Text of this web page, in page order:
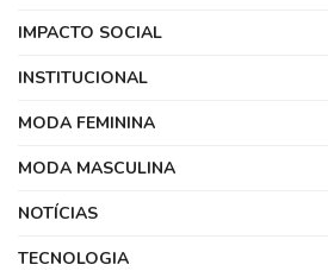
IMPACTO SOCIAL
INSTITUCIONAL
MODA FEMININA
MODA MASCULINA
NOTÍCIAS
TECNOLOGIA